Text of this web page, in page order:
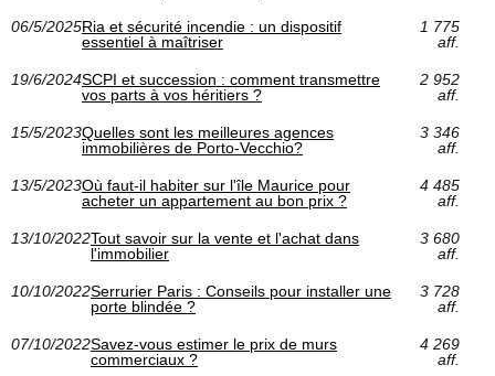
06/5/2025Ria et sécurité incendie : un dispositif
essentiel à maîtriser
1 775
aff.
19/6/2024SCPI et succession : comment transmettre
vos parts à vos héritiers ?
2 952
aff.
15/5/2023Quelles sont les meilleures agences
immobilières de Porto-Vecchio?
3 346
aff.
13/5/2023Où faut-il habiter sur l'île Maurice pour
acheter un appartement au bon prix ?
4 485
aff.
13/10/2022Tout savoir sur la vente et l'achat dans
l'immobilier
3 680
aff.
10/10/2022Serrurier Paris : Conseils pour installer une
porte blindée ?
3 728
aff.
07/10/2022Savez-vous estimer le prix de murs
commerciaux ?
4 269
aff.